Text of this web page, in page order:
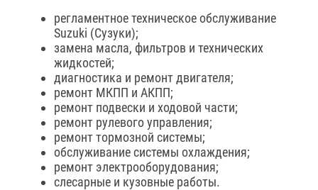
регламентное техническое обслуживание
Suzuki (Сузуки);
замена масла, фильтров и технических
жидкостей;
диагностика и ремонт двигателя;
ремонт МКПП и АКПП;
ремонт подвески и ходовой части;
ремонт рулевого управления;
ремонт тормозной системы;
обслуживание системы охлаждения;
ремонт электрооборудования;
слесарные и кузовные работы.